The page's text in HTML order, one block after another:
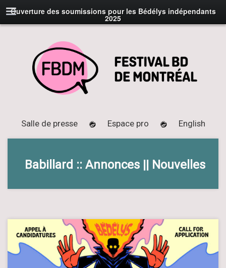
Ouverture des soumissions pour les Bédélys indépendants
2025
Salle de presse Espace pro English
Babillard :: Annonces || Nouvelles